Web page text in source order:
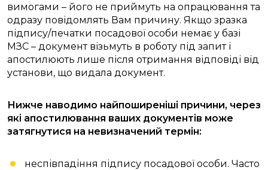
вимогами – його не приймуть на опрацювання та
одразу повідомлять Вам причину. Якщо зразка
підпису/печатки посадової особи немає у базі
МЗС – документ візьмуть в роботу під запит і
апостилюють лише після отримання відповіді від
установи, що видала документ.
Нижче наводимо найпоширеніші причини, через
які апостилювання ваших документів може
затягнутися на невизначений термін:
неспівпадіння підпису посадової особи. Часто